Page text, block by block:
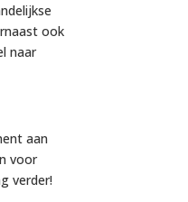
ook
naar
aan
voor
verder!